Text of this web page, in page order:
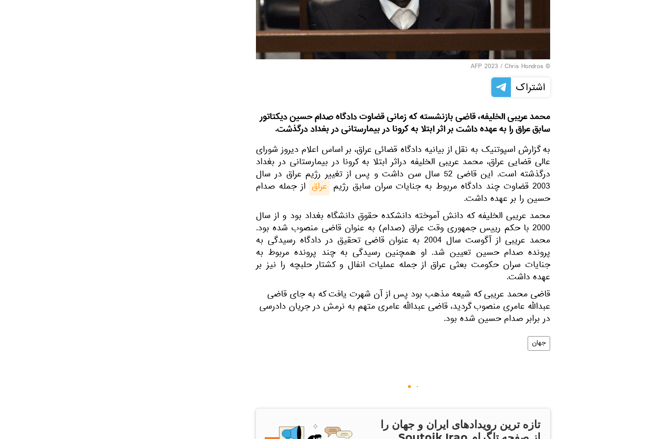
© AFP 2023 / Chris Hondros
اشتراک
محمد عریبی الخلیفه، قاضی بازنشسته که زمانی قضاوت دادگاه صدام حسین دیکتاتور
سابق عراق را به عهده داشت بر اثر ابتلا به کرونا در بیمارستانی در بغداد درگذشت.
به گزارش اسپوتنیک به نقل از بيانيه دادگاه قضائى عراق، بر اساس اعلام دیروز شورای
عالی قضایی عراق، محمد عریبی الخلیفه دراثر ابتلا به کرونا در بیمارستانی در بغداد
درگذشته است. این قاضی 52 سال سن داشت و پس از تغییر رژیم عراق در سال
2003 قضاوت چند دادگاه مربوط به جنایات سران سابق رژیم عراق از جمله صدام
حسین را بر عهده داشت.
محمد عریبی الخلیفه که دانش آموخته دانشکده حقوق دانشگاه بغداد بود و از سال
2000 با حکم رییس جمهوری وقت عراق (صدام) به عنوان قاضی منصوب شده بود.
محمد عریبی از آگوست سال 2004 به عنوان قاضی تحقیق در دادگاه رسیدگی به
پرونده صدام حسین تعیین شد. او همچنین رسیدگی به چند پرونده مربوط به
جنایات سران حکومت بعثی عراق از جمله عملیات انفال و کشتار حلبچه را نیز بر
عهده داشت.
قاضی محمد عریبی که شیعه مذهب بود پس از آن شهرت یافت که به جای قاضی
عبدالله عامری منصوب گردید، قاضی عبدالله عامری متهم به نرمش در جریان دادرسی
در برابر صدام حسین شده بود.
جهان
تازه ترین رویدادهای ایران و جهان را